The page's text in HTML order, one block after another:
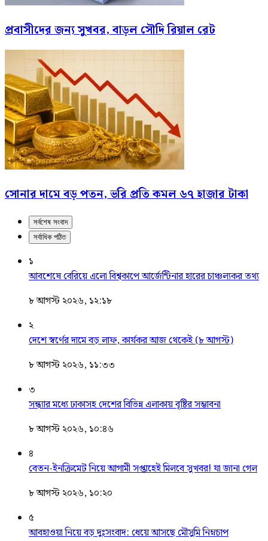
প্রবাসীদের জন্য সুখবর, বাড়ল সৌদি রিয়াল রেট
সোনার দামে বড় পতন, ভরি প্রতি কমল ৬৭ হাজার টাকা
সর্বশেষ সংবাদ
সর্বাধিক পঠিত
১
আবশেষে বেরিয়ে এলো বিশ্বকাপে আর্জেন্টিনার হারের চাঞ্চল্যকর তথ্য
৮ আগস্ট ২০২৬, ১২:১৮
২
দেশে স্বর্ণের দামে বড় লাফ, কার্যকর আজ থেকেই (৮ আগস্ট)
৮ আগস্ট ২০২৬, ১১:৩৩
৩
সন্ধ্যার মধ্যে ঢাকাসহ দেশের বিভিন্ন এলাকায় বৃষ্টির সম্ভাবনা
৮ আগস্ট ২০২৬, ১০:৪৬
৪
বেতন-ইনক্রিমেট নিয়ে আগামী সপ্তাহেই মিলবে সুখবর! যা জানা গেল
৮ আগস্ট ২০২৬, ১০:২০
৫
আবহাওয়া নিয়ে বড় দুঃসংবাদ: ধেয়ে আসছে মৌসুমি নিম্নচাপ